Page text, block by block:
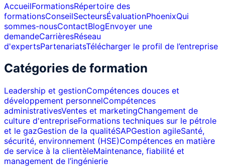
AccueilFormationsRépertoire des
formationsConseilSecteursÉvaluationPhoenixQui
sommes-nousContactBlogEnvoyer une
demandeCarrièresRéseau
d'expertsPartenariatsTélécharger le profil de l’entreprise
Catégories de formation
Leadership et gestionCompétences douces et
développement personnelCompétences
administrativesVentes et marketingChangement de
culture d'entrepriseFormations techniques sur le pétrole
et le gazGestion de la qualitéSAPGestion agileSanté,
sécurité, environnement (HSE)Compétences en matière
de service à la clientèleMaintenance, fiabilité et
management de l’ingénierie